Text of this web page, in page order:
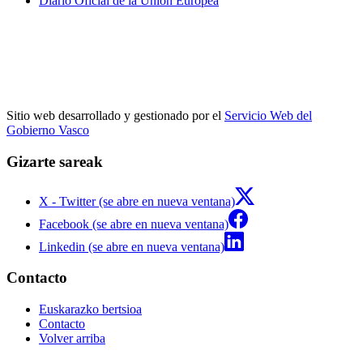
Sitio web desarrollado y gestionado por el Servicio Web del
Gobierno Vasco
Gizarte sareak
X - Twitter (se abre en nueva ventana)
Facebook (se abre en nueva ventana)
Linkedin (se abre en nueva ventana)
Contacto
Euskarazko bertsioa
Contacto
Volver arriba